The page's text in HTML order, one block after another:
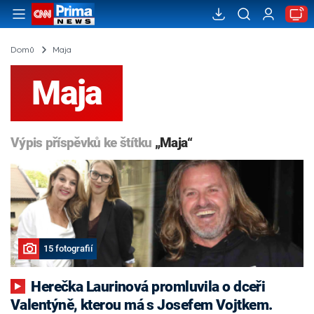
Domů Maja
Maja
Výpis příspěvků ke štítku „Maja“
15 fotografií
Valentýně, kterou má s Josefem Vojtkem.